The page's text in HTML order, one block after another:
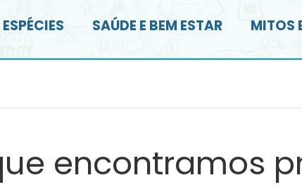
SAÚDE E BEM ESTAR MITOS
encontramos